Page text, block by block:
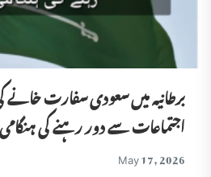
برطانیہ میں سعودی سفارت خانے
اجتماعات سے دور رہنے کی
May 17, 2026